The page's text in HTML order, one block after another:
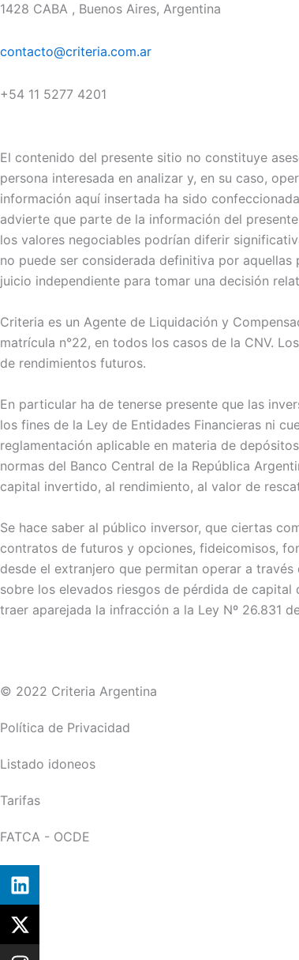
1428 CABA , Buenos Aires, Argentina
contacto@criteria.com.ar
+54 11 5277 4201
El contenido del presente sitio no constituye
persona interesada en analizar y, en su caso,
información aquí insertada ha sido
advierte que parte de la información del
los valores negociables podrían diferir
no puede ser considerada definitiva por
juicio independiente para tomar una decisión
Criteria es un Agente de Liquidación y
matrícula n°22, en todos los casos de la CNV.
de rendimientos futuros.
En particular ha de tenerse presente que las
los fines de la Ley de Entidades Financieras ni
reglamentación aplicable en materia de
normas del Banco Central de la República
capital invertido, al rendimiento, al valor de
Se hace saber al público inversor, que ciertas
contratos de futuros y opciones, fideicomisos,
desde el extranjero que permitan operar a
sobre los elevados riesgos de pérdida de
traer aparejada la infracción a la Ley Nº 26.831
© 2022 Criteria Argentina
Política de Privacidad
Listado idoneos
Tarifas
FATCA - OCDE
L
i
n
k
e
X
-
t
I